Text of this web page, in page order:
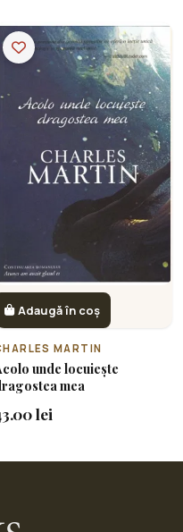
Adaugă în coș
MARTIN
unde locuiește
mea
lei